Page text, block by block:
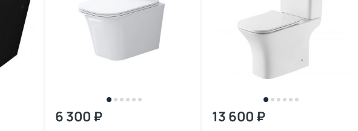
6 300 ₽ 13 600 ₽